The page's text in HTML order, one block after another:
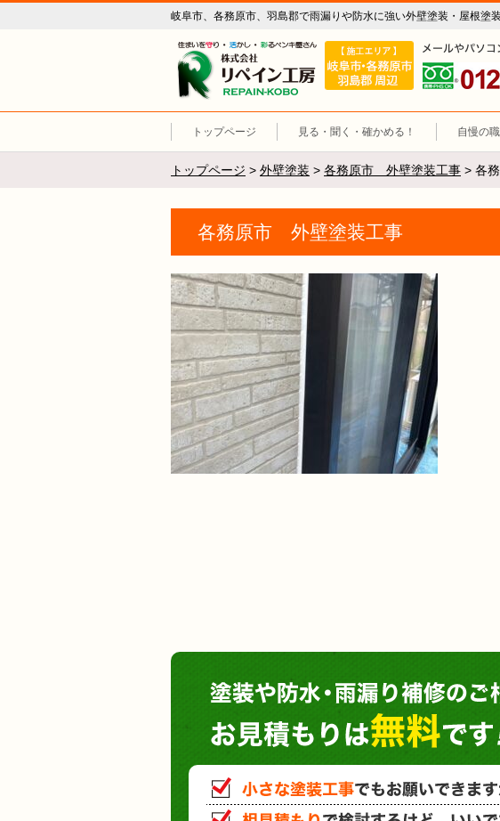
岐阜市、各務原市、羽島郡で雨漏りや防水に強い外壁塗装・屋根塗
リペイン工房（外壁塗装
施工エリア 岐
トップページ 見る・聞く・確かめる！ 自慢の
トップページ > 外壁塗装 > 各務原市 外壁塗装工事 > 各
各務原市 外壁塗装工事